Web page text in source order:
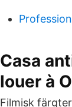
Casa
louer à
Filmisk